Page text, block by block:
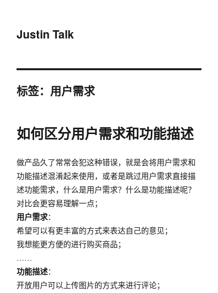
Justin Talk
标签：用户需求
如何区分用户需求和功能描述
做产品久了常常会犯这种错误，就是会将用户需求和
功能描述混淆起来使用，或者是跳过用户需求直接描
述功能需求，什么是用户需求？什么是功能描述呢？
对比会更容易理解一点；
用户需求：
希望可以有更丰富的方式来表达自己的意见；
我想能更方便的进行购买商品；
……
功能描述：
开放用户可以上传图片的方式来进行评论；